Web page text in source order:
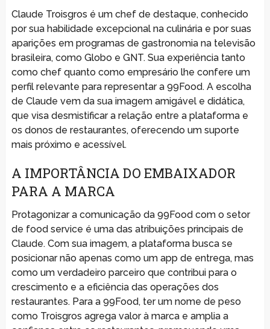
Claude Troisgros é um chef de destaque, conhecido
por sua habilidade excepcional na culinária e por suas
aparições em programas de gastronomia na televisão
brasileira, como Globo e GNT. Sua experiência tanto
como chef quanto como empresário lhe confere um
perfil relevante para representar a 99Food. A escolha
de Claude vem da sua imagem amigável e didática,
que visa desmistificar a relação entre a plataforma e
os donos de restaurantes, oferecendo um suporte
mais próximo e acessível.
A IMPORTÂNCIA DO EMBAIXADOR
PARA A MARCA
Protagonizar a comunicação da 99Food com o setor
de food service é uma das atribuições principais de
Claude. Com sua imagem, a plataforma busca se
posicionar não apenas como um app de entrega, mas
como um verdadeiro parceiro que contribui para o
crescimento e a eficiência das operações dos
restaurantes. Para a 99Food, ter um nome de peso
como Troisgros agrega valor à marca e amplia a